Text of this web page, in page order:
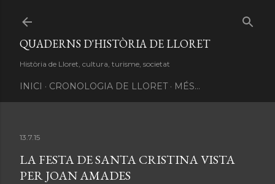
QUADERNS D'HISTÒRIA DE LLORET
Història de Lloret, cultura, turisme, societat
INICI CRONOLOGIA DE LLORET MÉS…
13.7.15
LA FESTA DE SANTA CRISTINA VISTA
PER JOAN AMADES